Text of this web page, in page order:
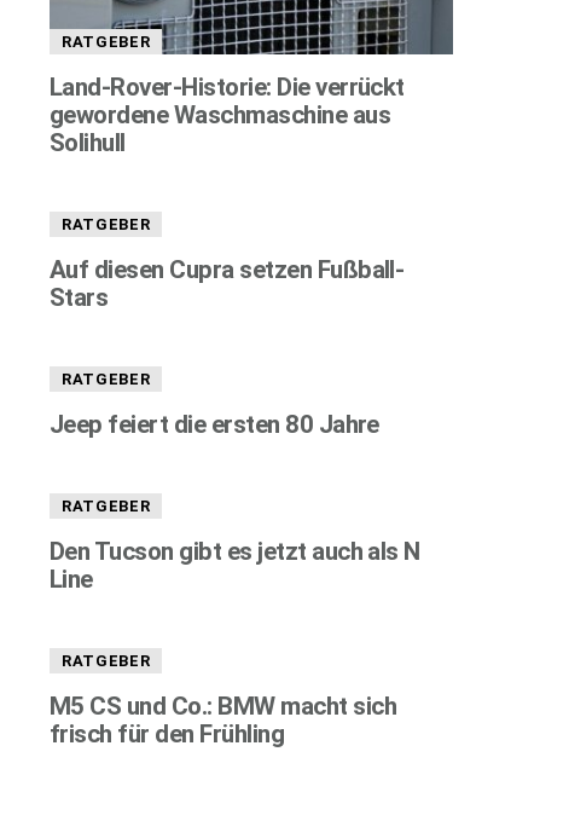
RATGEBER
Land-Rover-Historie: Die verrückt
gewordene Waschmaschine aus
Solihull
RATGEBER
Auf diesen Cupra setzen Fußball-
Stars
RATGEBER
Jeep feiert die ersten 80 Jahre
RATGEBER
Den Tucson gibt es jetzt auch als N
Line
RATGEBER
M5 CS und Co.: BMW macht sich
frisch für den Frühling